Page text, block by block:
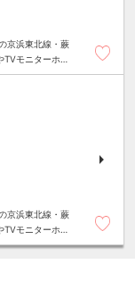
京浜東北線・蕨
TVモニターホ
京浜東北線・蕨
TVモニターホ